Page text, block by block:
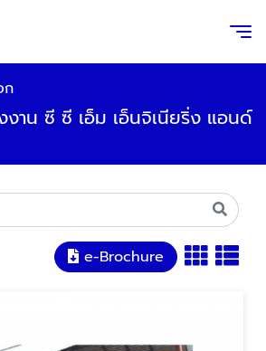
ก
งาน ซี ซี เอ็ม เอ็นจิเนียริ่ง แอนด์
e-Brochure